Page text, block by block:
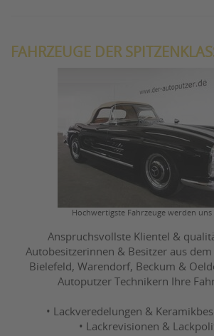
FAHRZEUGE DER
Hochwertigste Fahrzeuge werden
Anspruchsvollste Klientel &
Autobesitzerinnen & Besitzer aus
Bielefeld, Warendorf, Beckum &
Autoputzer Technikern Ihre
• Lackveredelungen &
• Lackrevisionen &